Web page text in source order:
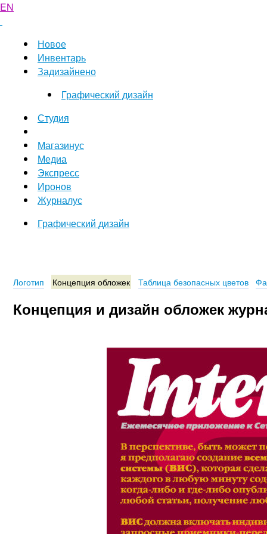
EN
Новое
Инвентарь
Задизайнено
Графический дизайн
Студия
Магазинус
Медиа
Экспресс
Иронов
Журналус
Графический дизайн
Логотип Концепция обложек Таблица безопасных цветов
Концепция и дизайн обложек